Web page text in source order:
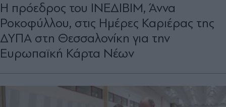
Η πρόεδρος του ΙΝΕΔΙΒΙΜ, Άννα
Ροκοφύλλου, στις Ημέρες Καριέρας της
ΔΥΠΑ στη Θεσσαλονίκη για την
Ευρωπαϊκή Κάρτα Νέων